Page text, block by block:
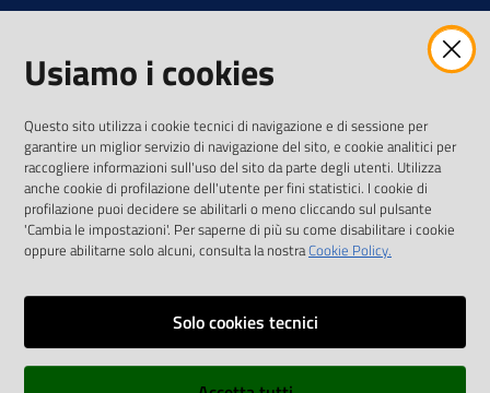
AMMINISTRAZIONE TRASPARENTE INTERCAM S.C.A.R.L.
Vai alla pagina
Media Policy
Mappa del sito
Usiamo i cookies
Questo sito utilizza i cookie tecnici di navigazione e di sessione per
garantire un miglior servizio di navigazione del sito, e cookie analitici per
raccogliere informazioni sull'uso del sito da parte degli utenti. Utilizza
anche cookie di profilazione dell'utente per fini statistici. I cookie di
profilazione puoi decidere se abilitarli o meno cliccando sul pulsante
'Cambia le impostazioni'. Per saperne di più su come disabilitare i cookie
oppure abilitarne solo alcuni, consulta la nostraCookie Policy.
Solo cookies tecnici